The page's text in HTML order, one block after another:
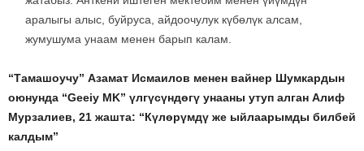
аралыгы алыс, буйруса, айдоочулук күбөлүк алсам,
жумушума унаам менен барып калам.
“Тамашоучу” Азамат Исмаилов менен вайнер Шумкардын
оюнунда “Geeiy MK” үлгүсүндөгү унааны утуп алган Алиф
Мурзалиев, 21 жашта: “Күлөрүмдү же ыйлаарымды билбей
калдым”